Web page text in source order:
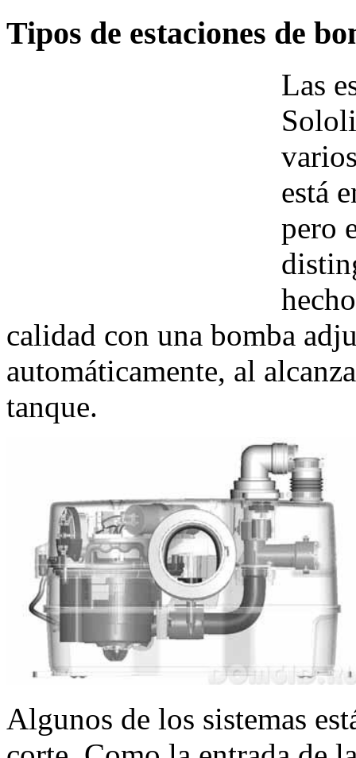
Tipos de estaciones de
Las
está
pero
calidad con una bomba
automáticamente, al
tanque.
Algunos de los sistemas